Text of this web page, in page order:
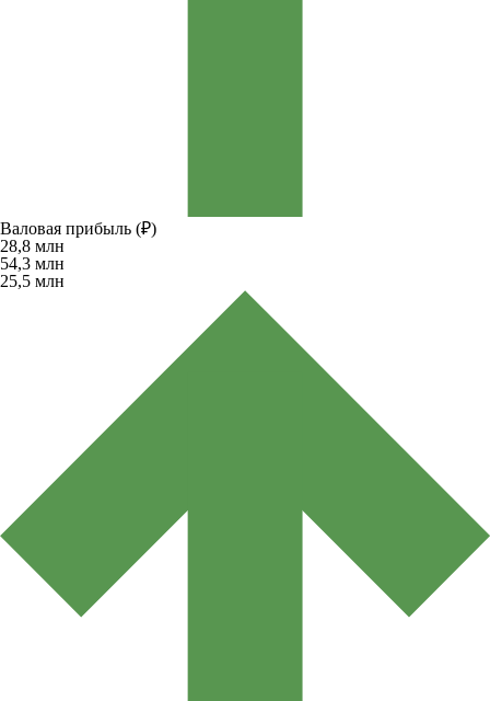
Валовая прибыль (₽)
28,8 млн
54,3 млн
25,5 млн